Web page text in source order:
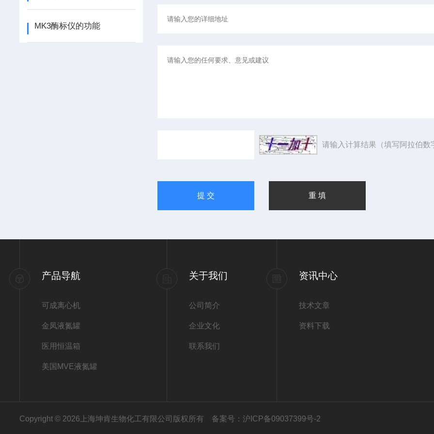
MK3酶标仪的功能
请输入计算结果（填写阿拉伯数
产品导航
可成离心机
金凤液氮罐
医用恒温箱
美国MVE液氮罐
关于我们
公司简介
企业文化
联系我们
资讯中心
技术文章
资料下载
Copyright © 2026上海坤肯生物化工有限公司版权所有 备案号：沪ICP备09037399号-2